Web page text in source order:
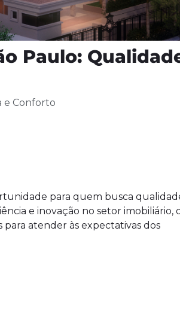
Paulo:
e Conforto
para quem busca
e inovação no setor imobiliário,
atender às expectativas dos